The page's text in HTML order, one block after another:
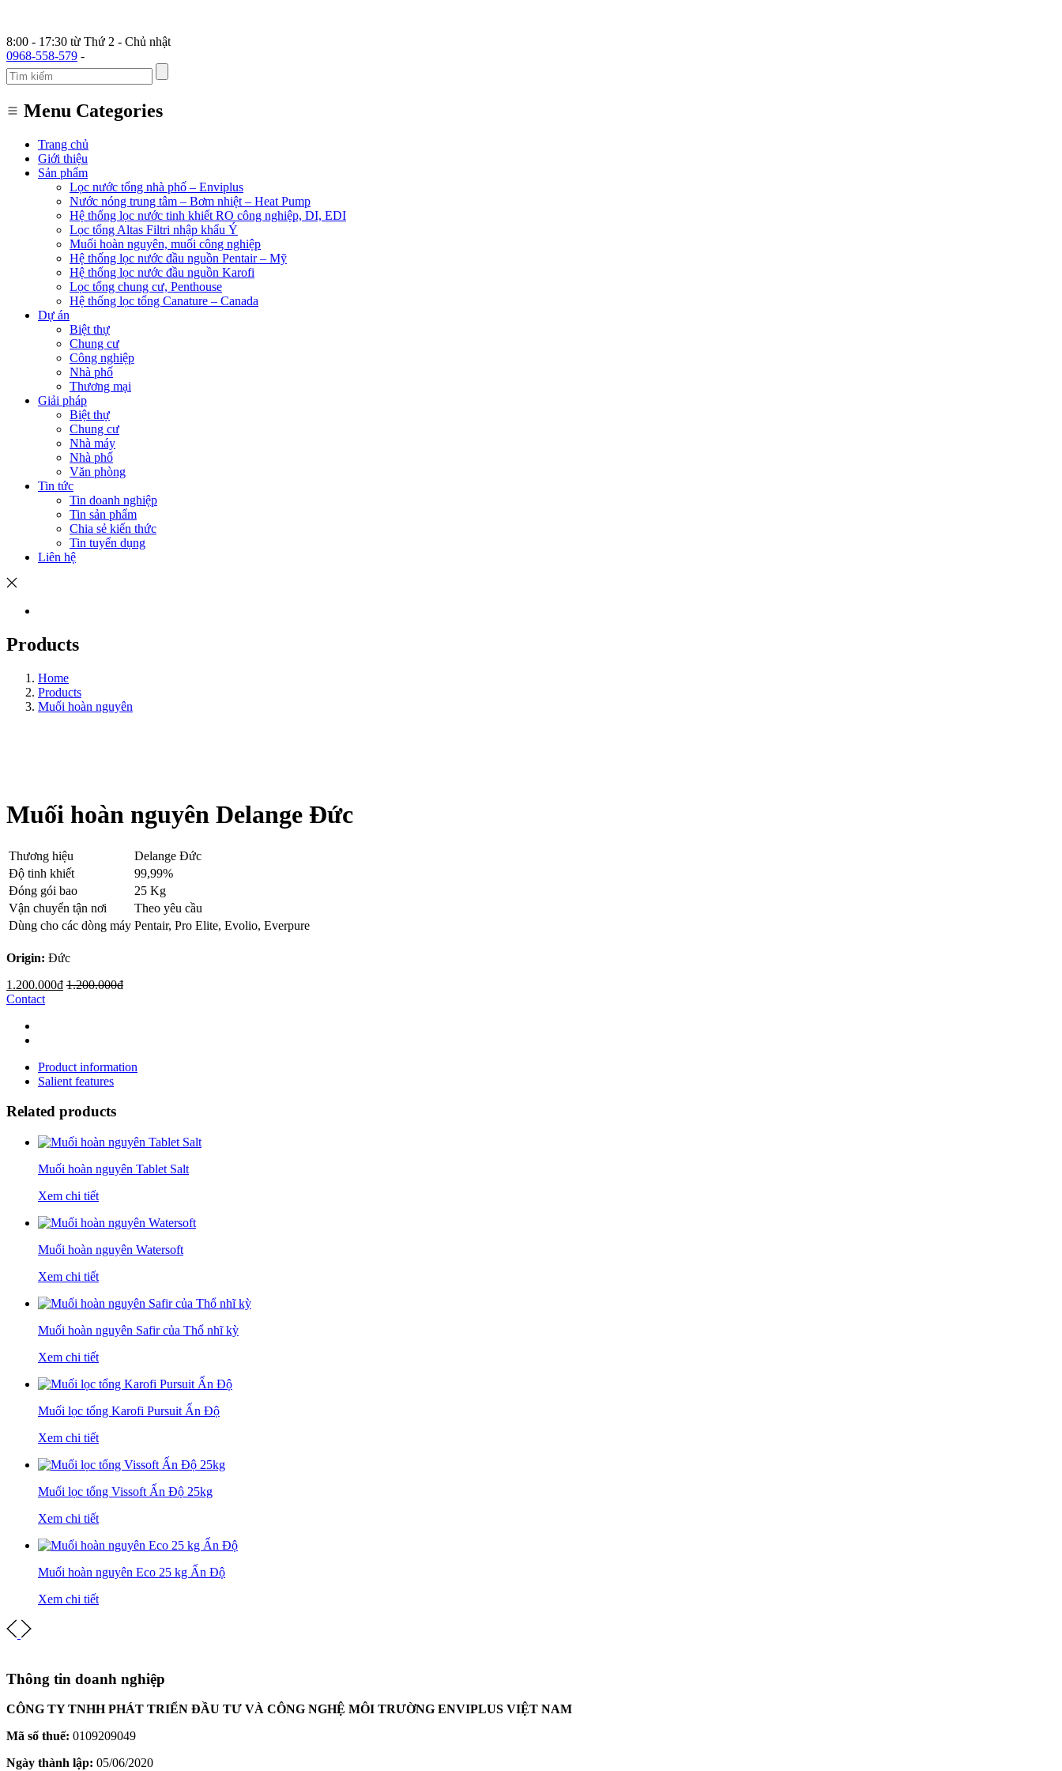
8:00 - 17:30 từ Thứ 2 - Chủ nhật
0968-558-579 -
Menu Categories
Trang chủ
Giới thiệu
Sản phẩm
Lọc nước tổng nhà phố – Enviplus
Nước nóng trung tâm – Bơm nhiệt – Heat Pump
Hệ thống lọc nước tinh khiết RO công nghiệp, DI, EDI
Lọc tổng Altas Filtri nhập khẩu Ý
Muối hoàn nguyên, muối công nghiệp
Hệ thống lọc nước đầu nguồn Pentair – Mỹ
Hệ thống lọc nước đầu nguồn Karofi
Lọc tổng chung cư, Penthouse
Hệ thống lọc tổng Canature – Canada
Dự án
Biệt thự
Chung cư
Công nghiệp
Nhà phố
Thương mại
Giải pháp
Biệt thự
Chung cư
Nhà máy
Nhà phố
Văn phòng
Tin tức
Tin doanh nghiệp
Tin sản phẩm
Chia sẻ kiến thức
Tin tuyển dụng
Liên hệ
Products
Home
Products
Muối hoàn nguyên
Muối hoàn nguyên Delange Đức
Thương hiệu
Delange Đức
Độ tinh khiết
99,99%
Đóng gói bao
25 Kg
Vận chuyển tận nơi
Theo yêu cầu
Dùng cho các dòng máy Pentair, Pro Elite, Evolio, Everpure
Origin: Đức
1.200.000đ 1.200.000đ
Contact
Product information
Salient features
Related products
Muối hoàn nguyên Tablet Salt
Xem chi tiết
Muối hoàn nguyên Watersoft
Xem chi tiết
Muối hoàn nguyên Safir của Thổ nhĩ kỳ
Xem chi tiết
Muối lọc tổng Karofi Pursuit Ấn Độ
Xem chi tiết
Muối lọc tổng Vissoft Ấn Độ 25kg
Xem chi tiết
Muối hoàn nguyên Eco 25 kg Ấn Độ
Xem chi tiết
Thông tin doanh nghiệp
CÔNG TY TNHH PHÁT TRIỂN ĐẦU TƯ VÀ CÔNG NGHỆ MÔI TRƯỜNG ENVIPLUS VIỆT NAM
Mã số thuế: 0109209049
Ngày thành lập: 05/06/2020